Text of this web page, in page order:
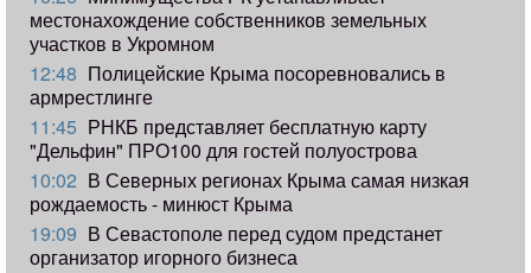
местонахождение собственников земельных
участков в Укромном
12:48 Полицейские Крыма посоревновались в
армрестлинге
11:45 РНКБ представляет бесплатную карту
"Дельфин" ПРО100 для гостей полуострова
10:02 В Северных регионах Крыма самая низкая
рождаемость - минюст Крыма
19:09 В Севастополе перед судом предстанет
организатор игорного бизнеса